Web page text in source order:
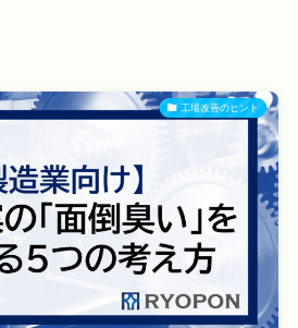
工場改善のヒント